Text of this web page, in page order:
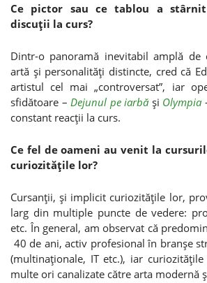
Ce pictor sau ce tablou a
discuţii la curs?
Dintr-o panoramă inevitabil amplă de
artă şi personalităţi distincte, cred că
artistul cel mai „controversat”, iar
sfidătoare – Dejunul pe iarbă şi Olympia
constant reacţii la curs.
Ce fel de oameni au venit la
curiozităţile lor?
Cursanţii, şi implicit curiozităţile lor,
larg din multiple puncte de vedere:
etc. În general, am observat că
40 de ani, activ profesional în branşe
(multinaţionale, IT etc.), iar
multe ori canalizate către arta modernă